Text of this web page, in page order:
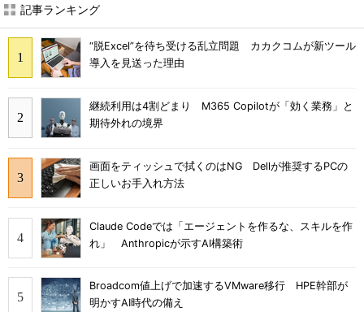
記事ランキング
“脱Excel”を待ち受ける乱立問題 カカクコムが新ツール
導入を見送った理由
継続利用は4割どまり M365 Copilotが「効く業務」と
期待外れの境界
画面をティッシュで拭くのはNG Dellが推奨するPCの
正しいお手入れ方法
Claude Codeでは「エージェントを作るな、スキルを作
れ」 Anthropicが示すAI構築術
Broadcom値上げで加速するVMware移行 HPE幹部が
明かすAI時代の備え